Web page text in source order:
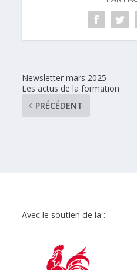
Newsletter mars 2025 –
Les actus de la formation
PRÉCÉDENT
Avec le soutien de la :